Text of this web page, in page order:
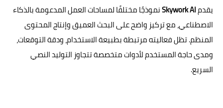
يقدمSkywork AIنموذجًا مختلفًا لمساحات العمل المدعومة بالذكاء
الاصطناعي، مع تركيز واضح على البحث العميق وإنتاج المحتوى
المنظم. تظل فعاليته مرتبطة بطبيعة الاستخدام، ودقة التوقعات،
ومدى حاجة المستخدم لأدوات متخصصة تتجاوز التوليد النصي
السريع.